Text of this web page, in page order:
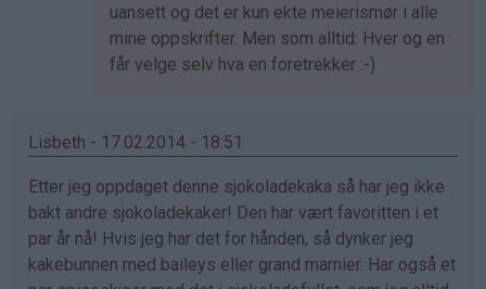
bekreftet)
uansett og det er kun ekte meierismør i alle
mine oppskrifter. Men som alltid: Hver og en
får velge selv hva en foretrekker :-)
Lisbeth - 17.02.2014 - 18:51
Etter jeg oppdaget denne sjokoladekaka så har jeg ikke
bakt andre sjokoladekaker! Den har vært favoritten i et
par år nå! Hvis jeg har det for hånden, så dynker jeg
kakebunnen med baileys eller grand marnier. Har også et